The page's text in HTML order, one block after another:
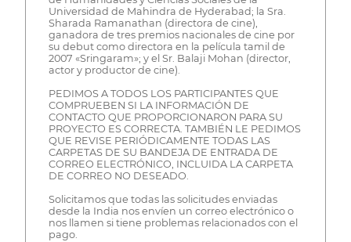
Universidad de Mahindra de Hyderabad; la Sra.
Sharada Ramanathan (directora de cine),
ganadora de tres premios nacionales de cine por
su debut como directora en la película tamil de
2007 «Sringaram»; y el Sr. Balaji Mohan (director,
actor y productor de cine).
PEDIMOS A TODOS LOS PARTICIPANTES QUE
COMPRUEBEN SI LA INFORMACIÓN DE
CONTACTO QUE PROPORCIONARON PARA SU
PROYECTO ES CORRECTA. TAMBIÉN LE PEDIMOS
QUE REVISE PERIÓDICAMENTE TODAS LAS
CARPETAS DE SU BANDEJA DE ENTRADA DE
CORREO ELECTRÓNICO, INCLUIDA LA CARPETA
DE CORREO NO DESEADO.
Solicitamos que todas las solicitudes enviadas
desde la India nos envíen un correo electrónico o
nos llamen si tiene problemas relacionados con el
pago.